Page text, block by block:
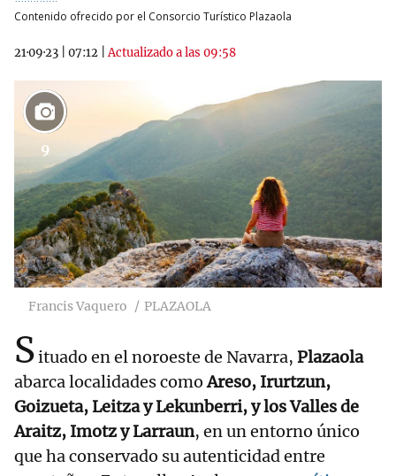
Contenido ofrecido por el Consorcio Turístico Plazaola
21·09·23 07:12 |Actualizado a las 09:58
9
Francis Vaquero PLAZAOLA
Situado en el noroeste de Navarra, Plazaola
abarca localidades comoAreso, Irurtzun,
Goizueta, Leitza y Lekunberri, y los Valles de
Araitz, Imotz y Larraun, en un entorno único
que ha conservado su autenticidad entre